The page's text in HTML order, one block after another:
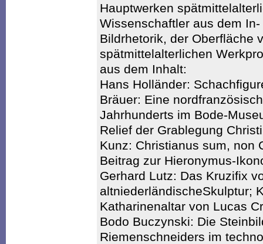
Hauptwerken
Wissenschaftler aus dem
Bildrhetorik, der Oberfläche
spätmittelalterlichen
aus dem Inhalt:
Hans Holländer:
Bräuer: Eine
Jahrhunderts im Bode-
Relief der Grablegung
Kunz: Christianus sum, non
Beitrag zur Hieronymus-
Gerhard Lutz: Das Kruzifix
altniederländischeSkulptur;
Katharinenaltar von Lucas
Bodo Buczynski: Die
Riemenschneiders im